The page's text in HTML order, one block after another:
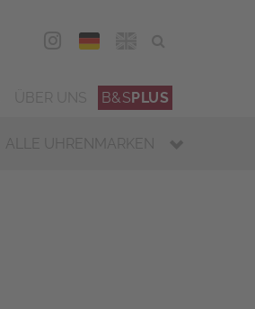
DEU
B&SPLUS
ALLE UHRENMARKEN